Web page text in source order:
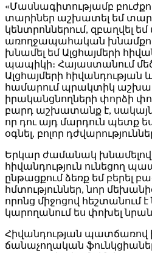
«Մասնագիտությամբ
տարիներ աշխատել եմ
կենտրոններում, զբաղվել
առողջապահական
խնամել եմ Ալցհայմերի
պապիկի։ Հայաստանում
Ալցհայմերի
համարում պրակտիկ
իրականցնողների փորձի
բարդ աշխատանք է, սակայն
որ դու այդ մարդուն պետք
օգնել, բոլոր
Երկար ժամանակ խնամելով
հիվանդություն ունեցող
ընթացքում ձեռք եմ բերել
հմտություններ, նոր
որոնց միջոցով հեշտանում
կարողանում ես փոխել
Հիվանդության պատճառով
ճանաչողական